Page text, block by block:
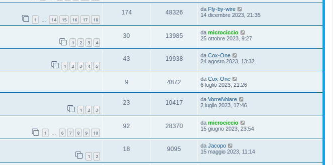
1 … 14 15 16 17 18
174 48326 da Fly-by-wire
14 dicembre 2023, 21:35
1 2 3 4
30 13985 da microciccio
25 ottobre 2023, 9:27
1 2 3 4 5
43 19938 da Cox-One
24 agosto 2023, 13:32
9 4872 da Cox-One
6 luglio 2023, 21:26
1 2 3
23 10417 da VorreiVolare
2 luglio 2023, 17:46
1 6 7 8 9 10
92 28370 da microciccio
15 giugno 2023, 23:54
1 2
18 9095 da Jacopo
15 maggio 2023, 11:14